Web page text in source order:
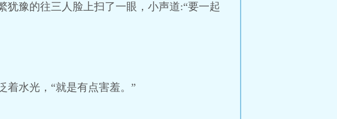
豫的往三人脸上扫了一眼，小声道:“要一起
着水光，“就是有点害羞。”